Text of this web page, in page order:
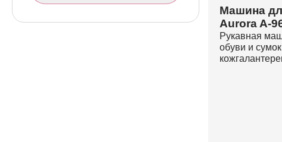
Машина
Aurora A-
Рукавная
обуви и